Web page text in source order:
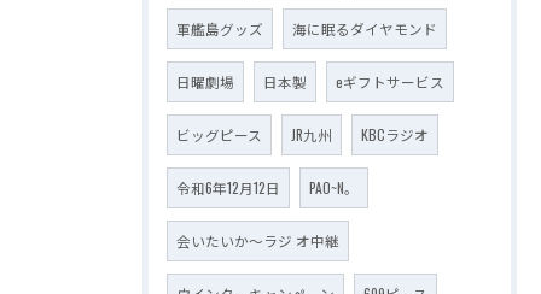
軍艦島グッズ 海に眠るダイヤモンド
日曜劇場 日本製 eギフトサービス
ビッグピース JR九州 KBCラジオ
令和6年12月12日 PAO~N。
会いたいか～ラジ オ中継